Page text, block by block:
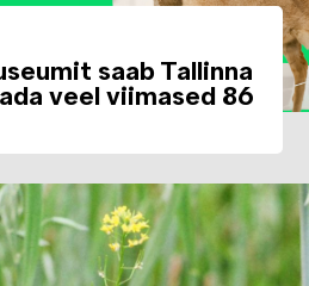
saab Tallinna
veel viimased 86